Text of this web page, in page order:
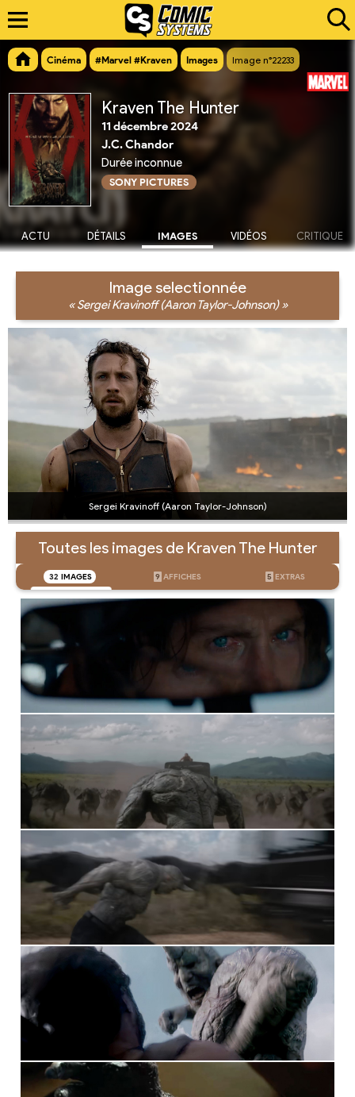
Cinéma #Marvel #Kraven Images Image n°22233
Kraven The Hunter
11 décembre 2024
J.C. Chandor
Durée inconnue
SONY PICTURES
ACTU DÉTAILS IMAGES VIDÉOS CRITIQUE
Image selectionnée
« Sergei Kravinoff (Aaron Taylor-Johnson) »
Sergei Kravinoff (Aaron Taylor-Johnson)
Toutes les images de Kraven The Hunter
32 IMAGES 9 AFFICHES 5 EXTRAS